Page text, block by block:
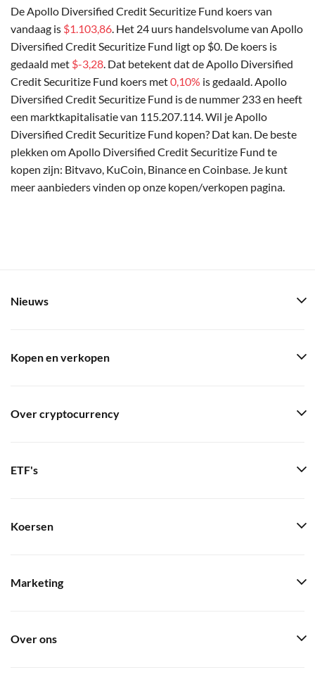
De Apollo Diversified Credit Securitize Fund koers van
vandaag is $1.103,86. Het 24 uurs handelsvolume van Apollo
Diversified Credit Securitize Fund ligt op $0. De koers is
gedaald met $-3,28. Dat betekent dat de Apollo Diversified
Credit Securitize Fund koers met0,10% is gedaald. Apollo
Diversified Credit Securitize Fund is de nummer 233 en heeft
een marktkapitalisatie van 115.207.114. Wil je Apollo
Diversified Credit Securitize Fund kopen? Dat kan. De beste
plekken om Apollo Diversified Credit Securitize Fund te
kopen zijn: Bitvavo, KuCoin, Binance en Coinbase. Je kunt
meer aanbieders vinden op onze kopen/verkopen pagina.
Nieuws
Kopen en verkopen
Over cryptocurrency
ETF's
Koersen
Marketing
Over ons